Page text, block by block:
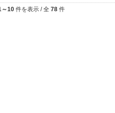
～10 件を表示 / 全 78 件